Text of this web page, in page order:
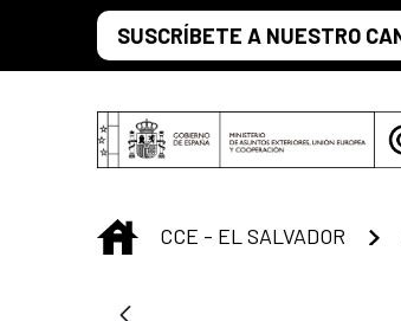
Saltar al contenido principal
SUSCRÍBETE A NUESTRO
INICIO
CCE - EL SALVADOR